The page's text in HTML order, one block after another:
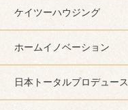
ケイツーハウジング
ホームイノベーション
日本トータルプロデュース